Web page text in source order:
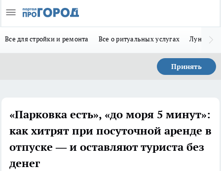
Все для стройки и ремонта Все о ритуальных услугах Лунно-
Принять
«Парковка есть», «до моря 5 минут»:
как хитрят при посуточной аренде в
отпуске — и оставляют туриста без
денег